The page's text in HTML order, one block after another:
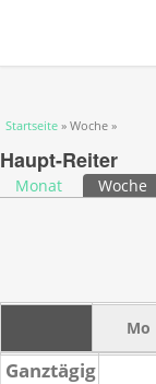
Sie sind hier
Startseite » Woche »
Haupt-Reiter
Monat Woche
Mo
Ganztägig